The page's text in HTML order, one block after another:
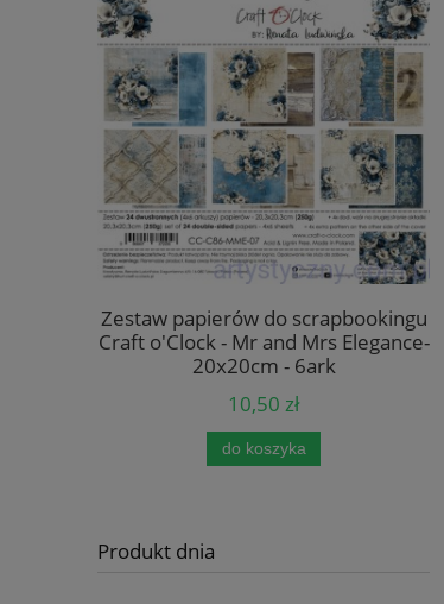
Zestaw papierów do scrapbookingu
Craft o'Clock - Mr and Mrs Elegance-
20x20cm - 6ark
10,50 zł
do koszyka
Produkt dnia